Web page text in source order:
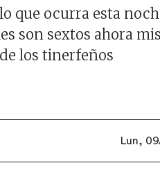
que ocurra esta
son sextos ahora
los tinerfeños
Lun,